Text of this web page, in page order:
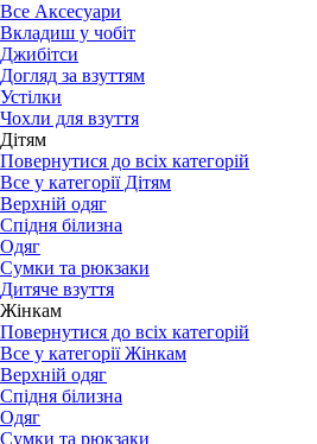
Все Аксесуари
Вкладиш у чобіт
Джибітси
Догляд за взуттям
Устілки
Чохли для взуття
Дітям
Повернутися до всіх категорій
Все у категорії Дітям
Верхній одяг
Спідня білизна
Одяг
Сумки та рюкзаки
Дитяче взуття
Жінкам
Повернутися до всіх категорій
Все у категорії Жінкам
Верхній одяг
Спідня білизна
Одяг
Сумки та рюкзаки